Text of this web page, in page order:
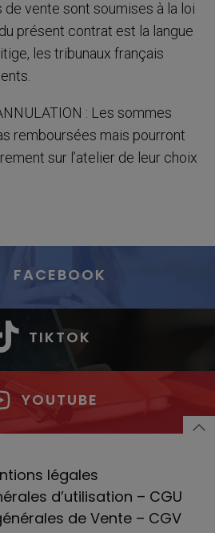
vente sont soumises à la loi
présent contrat est la langue
les tribunaux français
: Les sommes
remboursées mais pourront
sur l’atelier de leur choix
FACEBOOK
TIKTOK
YOUTUBE
légales
d’utilisation – CGU
de Vente – CGV